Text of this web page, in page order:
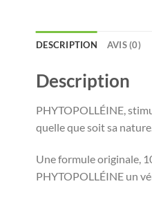
DESCRIPTION AVIS (0)
Description
PHYTOPOLLÉINE,
quelle que soit sa nature.
Une formule originale,
PHYTOPOLLÉINE un